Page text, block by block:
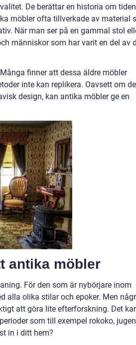
De berättar en historia om
möbler ofta tillverkade av material
När man ser på en gammal stol
människor som har varit en del av
finner att dessa äldre möbler
inte kan replikera. Oavsett om
design, kan antika möbler ge en
antika möbler
För den som är nybörjare inom
alla olika stilar och epoker. Men
att göra lite efterforskning. Det
som till exempel rokoko,
in i ditt hem?